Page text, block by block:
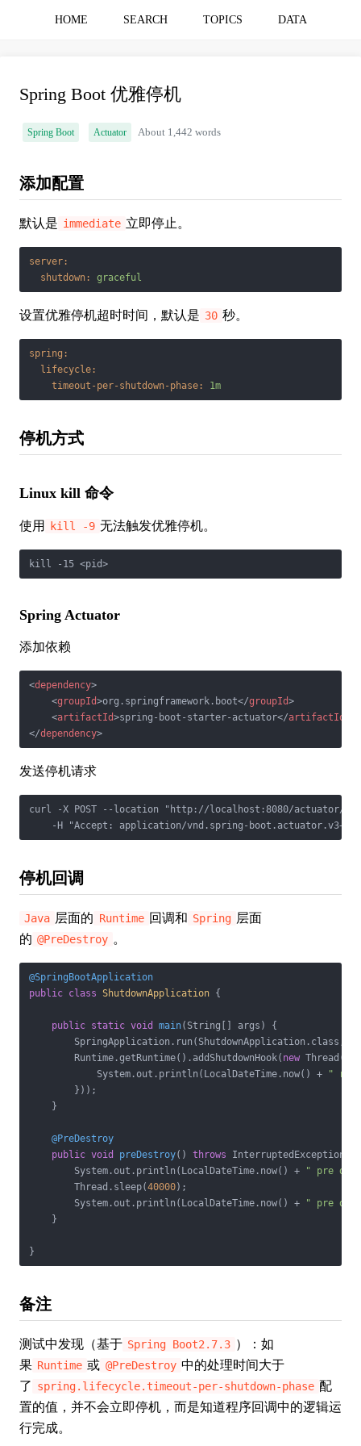
HOME SEARCH TOPICS DATA
Spring Boot 优雅停机
Spring Boot Actuator About 1,442 words
添加配置
默认是 immediate 立即停止。
server:
shutdown:
graceful
设置优雅停机超时时间，默认是 30 秒。
spring:
lifecycle:
timeout-per-shutdown-phase:
1m
停机方式
Linux kill 命令
使用 kill -9 无法触发优雅停机。
kill -15 <pid>
Spring Actuator
添加依赖
<dependency>
<groupId>org.springframework.boot</groupId>
<artifactId>spring-boot-starter-actuator</artifactId
</dependency>
发送停机请求
curl -X POST --location "http://localhost:8080/actuator/
-H "Accept: application/vnd.spring-
停机回调
Java 层面的 Runtime 回调和 Spring 层面
的 @PreDestroy 。
@SpringBootApplication
public class ShutdownApplication {
public static void main(String[] args)
{
SpringApplication.run(ShutdownApplication.class,
        Runtime.getRuntime().addShutdownHook(
new
            System.out.println(LocalDateTime.now() +
"
        }));
    }
@PreDestroy
public void preDestroy() throws InterruptedException
        System.out.println(LocalDateTime.now() +
" pre
        Thread.sleep(
40000);
        System.out.println(LocalDateTime.now() +
" pre
    }
}
备注
测试中发现（基于 Spring Boot2.7.3 ）：如
果 Runtime 或 @PreDestroy 中的处理时间大于
了 spring.lifecycle.timeout-per-shutdown-phase 配
置的值，并不会立即停机，而是知道程序回调中的逻辑运
行完成。